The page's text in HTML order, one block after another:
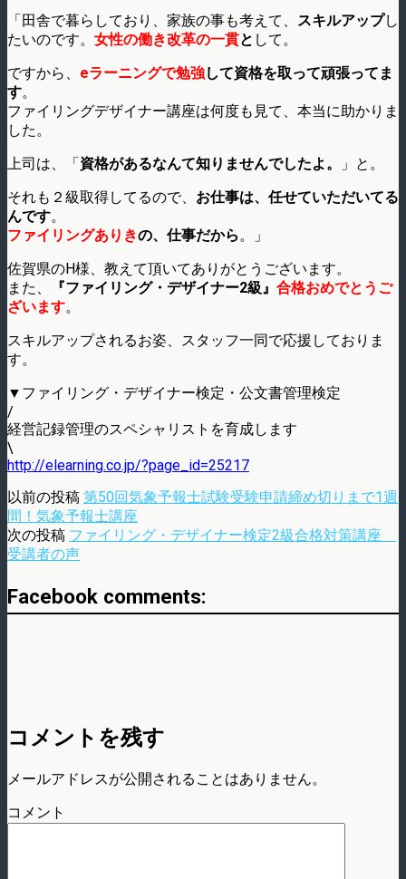
「田舎で暮らしており、家族の事も考えて、 スキルアップし
たいのです。 女性の働き改革の一貫と して。
ですから、 eラーニングで勉強して資格を取って頑張ってま
す。
ファイリングデザイナー講座は何度も見て、本当に助かりま
した。
上司は、「資格があるなんて知りませんでしたよ。
」と。
それも２級取得してるので、 お仕事は、任せていただいてる
んです。
ファイリングありきの、仕事だから。」
佐賀県のH様、教えて頂いてありがとうございます。
また、
『ファイリング・デザイナー2級』 合格おめでとうご
ざいます。
スキルアップされるお姿、スタッフ一同で応援しておりま
す。
▼ファイリング・デザイナー検定・公文書管理検定
/
経営記録管理のスペシャリストを育成します
\
http://elearning.co.jp/?page_id=25217
以前の投稿 第50回気象予報士試験受験申請締め切りまで1週
間！気象予報士講座
次の投稿 ファイリング・デザイナー検定2級合格対策講座
受講者の声
Facebook comments:
コメントを残す
メールアドレスが公開されることはありません。
コメント